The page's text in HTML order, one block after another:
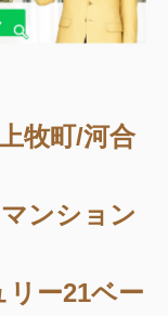
牧町/河合
ンション
リー21ベー